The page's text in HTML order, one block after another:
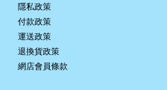
隱私政策
付款政策
運送政策
退換貨政策
網店會員條款